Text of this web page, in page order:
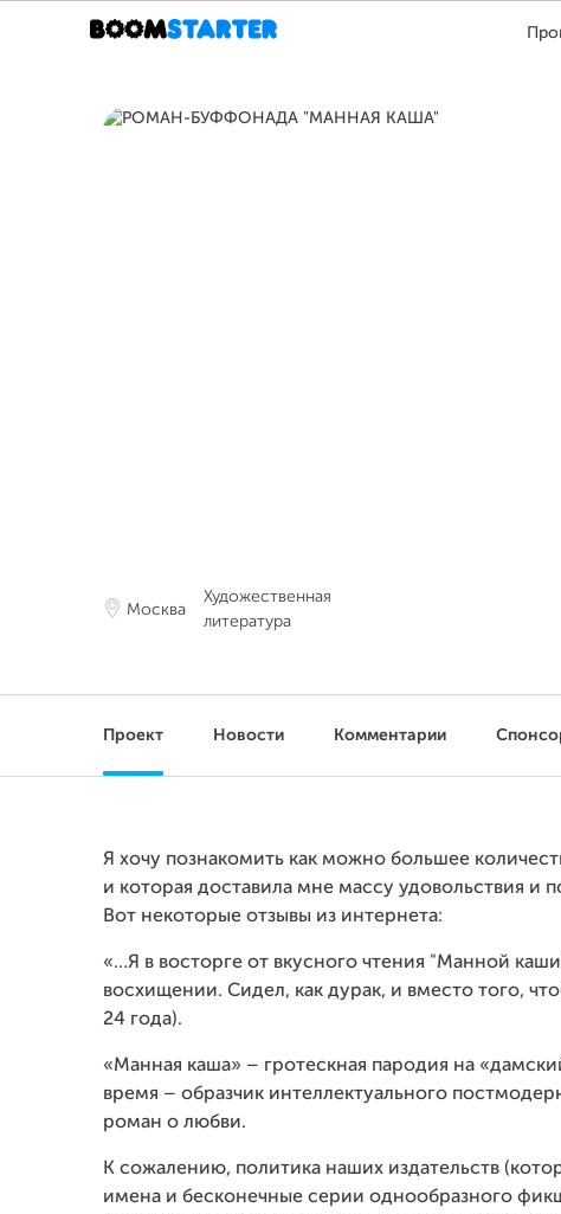
Москва
Художественная
литература
Проект Новости Комментарии
Я хочу познакомить как можно большее
и которая доставила мне массу удовольствия
Вот некоторые отзывы из интернета:
«…Я в восторге от вкусного чтения "Манной
восхищении. Сидел, как дурак, и вместо того,
24 года).
«Манная каша» – гротескная пародия на
время – образчик интеллектуального
роман о любви.
К сожалению, политика наших издательств
имена и бесконечные серии однообразного